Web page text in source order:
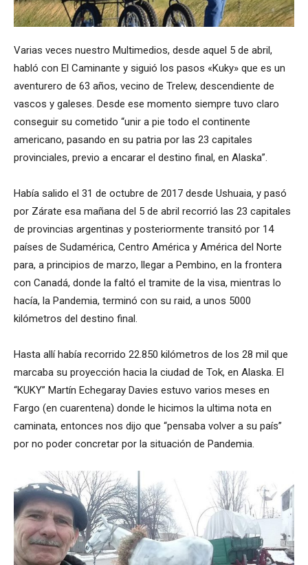
Varias veces nuestro Multimedios, desde aquel 5 de abril,
habló con El Caminante y siguió los pasos «Kuky» que es un
aventurero de 63 años, vecino de Trelew, descendiente de
vascos y galeses. Desde ese momento siempre tuvo claro
conseguir su cometido “unir a pie todo el continente
americano, pasando en su patria por las 23 capitales
provinciales, previo a encarar el destino final, en Alaska”.
Había salido el 31 de octubre de 2017 desde Ushuaia, y pasó
por Zárate esa mañana del 5 de abril recorrió las 23 capitales
de provincias argentinas y posteriormente transitó por 14
países de Sudamérica, Centro América y América del Norte
para, a principios de marzo, llegar a Pembino, en la frontera
con Canadá, donde la faltó el tramite de la visa, mientras lo
hacía, la Pandemia, terminó con su raid, a unos 5000
kilómetros del destino final.
Hasta allí había recorrido 22.850 kilómetros de los 28 mil que
marcaba su proyección hacia la ciudad de Tok, en Alaska. El
“KUKY” Martín Echegaray Davies estuvo varios meses en
Fargo (en cuarentena) donde le hicimos la ultima nota en
caminata, entonces nos dijo que “pensaba volver a su país”
por no poder concretar por la situación de Pandemia.